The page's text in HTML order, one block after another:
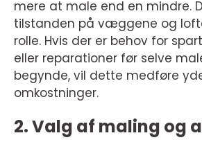
mere at male end en mindre.
tilstanden på væggene og
rolle. Hvis der er behov for
eller reparationer før selve
begynde, vil dette medføre
omkostninger.
2. Valg af maling og